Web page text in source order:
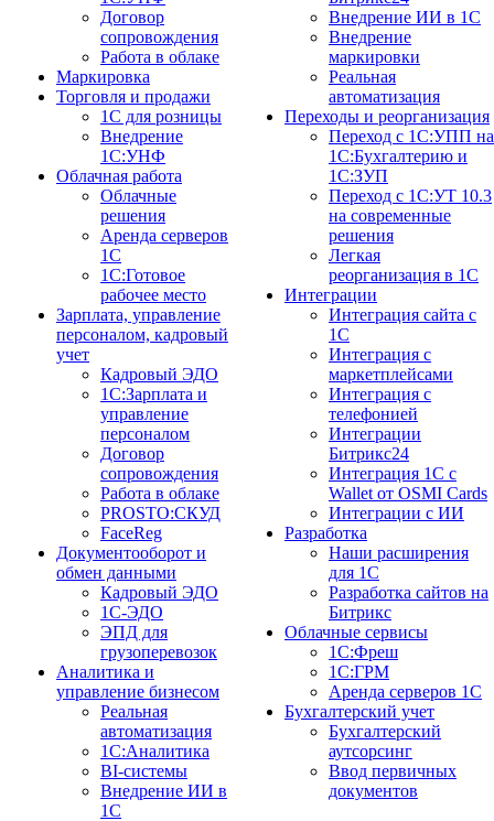
Договор
сопровождения
Работа в облаке
Маркировка
Торговля и продажи
1С для розницы
Внедрение
1С:УНФ
Облачная работа
Облачные
решения
Аренда серверов
1С
1C:Готовое
рабочее место
Зарплата, управление
персоналом, кадровый
учет
Кадровый ЭДО
1С:Зарплата и
управление
персоналом
Договор
сопровождения
Работа в облаке
PROSTO:СКУД
FaceReg
Документооборот и
обмен данными
Кадровый ЭДО
1С-ЭДО
ЭПД для
грузоперевозок
Аналитика и
управление бизнесом
Реальная
автоматизация
1С:Аналитика
BI-системы
Внедрение ИИ в
1С
Внедрение ИИ в 1С
Внедрение
маркировки
Реальная
автоматизация
Переходы и реорганизация
Переход с 1С:УПП на
1С:Бухгалтерию и
1С:ЗУП
Переход с 1С:УТ 10.3
на современные
решения
Легкая
реорганизация в 1С
Интеграции
Интеграция сайта с
1С
Интеграция с
маркетплейсами
Интеграция с
телефонией
Интеграции
Битрикс24
Интеграция 1С с
Wallet от OSMI Cards
Интеграции с ИИ
Разработка
Наши расширения
для 1С
Разработка сайтов на
Битрикс
Облачные сервисы
1С:Фреш
1С:ГРМ
Аренда серверов 1С
Бухгалтерский учет
Бухгалтерский
аутсорсинг
Ввод первичных
документов